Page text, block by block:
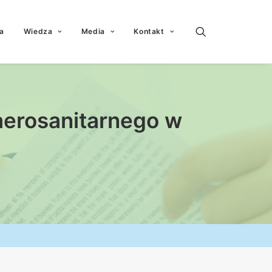
Wiedza Media Kontakt
w